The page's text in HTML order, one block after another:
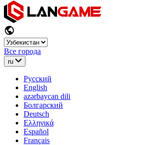
Все города
ru
Русский
English
azərbaycan dili
Болгарский
Deutsch
Ελληνικά
Español
Français